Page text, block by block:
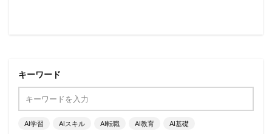
キーワード
AI学習 AIスキル AI転職 AI教育 AI基礎